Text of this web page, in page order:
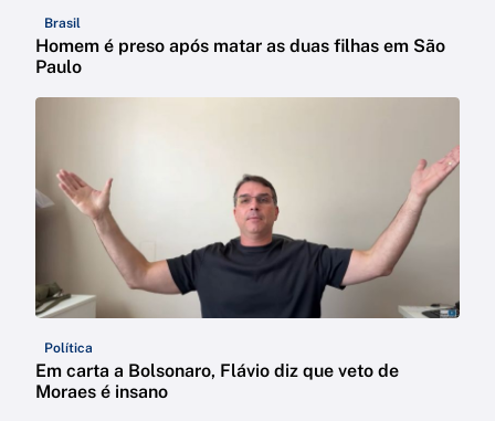
Brasil
Homem é preso após matar as duas filhas em São
Paulo
Política
Em carta a Bolsonaro, Flávio diz que veto de
Moraes é insano